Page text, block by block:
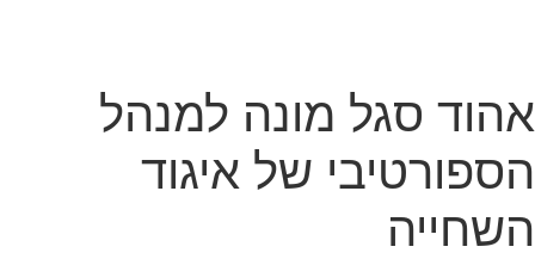
אהוד סגל מונה למנהל
הספורטיבי של איגוד
השחייה